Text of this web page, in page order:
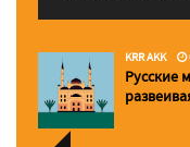
KRR AKK
Русские